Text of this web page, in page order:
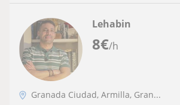
8€/h
Lehabin
Granada Ciudad, Armilla, Gran...